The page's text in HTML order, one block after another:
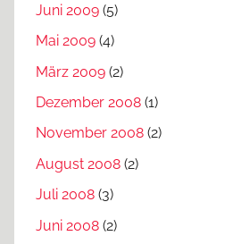
Juni 2009 (5)
Mai 2009 (4)
März 2009 (2)
Dezember 2008 (1)
November 2008 (2)
August 2008 (2)
Juli 2008 (3)
Juni 2008 (2)